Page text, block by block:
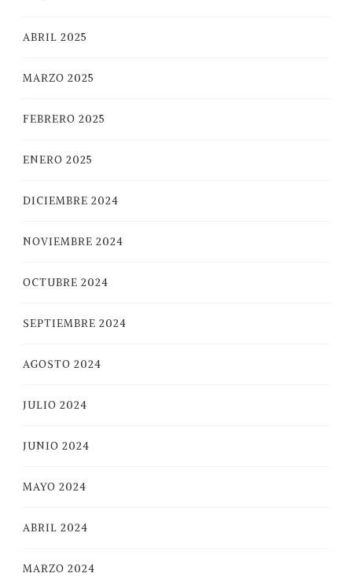
ABRIL 2025
MARZO 2025
FEBRERO 2025
ENERO 2025
DICIEMBRE 2024
NOVIEMBRE 2024
OCTUBRE 2024
SEPTIEMBRE 2024
AGOSTO 2024
JULIO 2024
JUNIO 2024
MAYO 2024
ABRIL 2024
MARZO 2024